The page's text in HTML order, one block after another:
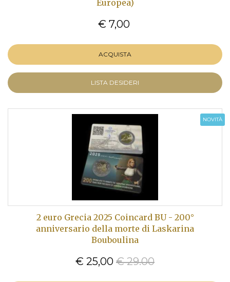
Europea)
€ 7,00
ACQUISTA
LISTA DESIDERI
NOVITÀ
2 euro Grecia 2025 Coincard BU - 200°
anniversario della morte di Laskarina
Bouboulina
€ 25,00 € 29.00